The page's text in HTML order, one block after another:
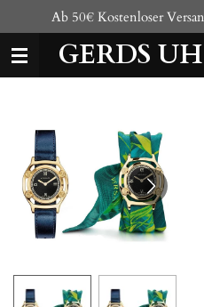
Hauptinhalt
springenGERDS
Ab 50€ Kostenloser